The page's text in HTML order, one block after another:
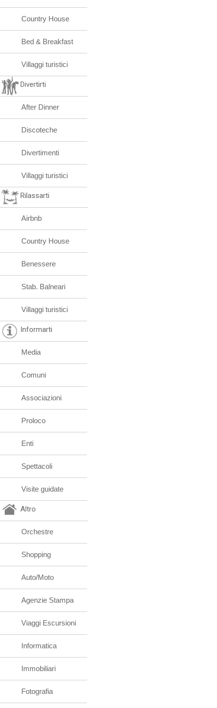
Country House
Bed & Breakfast
Villaggi turistici
Divertirti
After Dinner
Discoteche
Divertimenti
Villaggi turistici
Rilassarti
Airbnb
Country House
Benessere
Stab. Balneari
Villaggi turistici
Informarti
Media
Comuni
Associazioni
Proloco
Enti
Spettacoli
Visite guidate
Altro
Orchestre
Shopping
Auto/Moto
Agenzie Stampa
Viaggi Escursioni
Informatica
Immobiliari
Fotografia